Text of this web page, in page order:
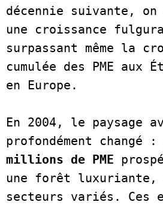
décennie suivante,
une croissance
surpassant même la
cumulée des PME aux
en Europe.
En 2004, le paysage
profondément changé
millions de PME
une forêt luxuriante,
secteurs variés. Ces